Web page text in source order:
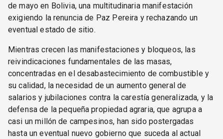
de mayo en Bolivia, una multitudinaria manifestación
exigiendo la renuncia de Paz Pereira y rechazando un
eventual estado de sitio.
Mientras crecen las manifestaciones y bloqueos, las
reivindicaciones fundamentales de las masas,
concentradas en el desabastecimiento de combustible y
su calidad, la necesidad de un aumento general de
salarios y jubilaciones contra la carestía generalizada, y la
defensa de la pequeña propiedad agraria, que agrupa a
casi un millón de campesinos, han sido postergadas
hasta un eventual nuevo gobierno que suceda al actual